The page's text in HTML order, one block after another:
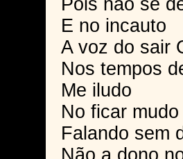
Pois não se
E no incauto
A voz do sair
Nos tempos
Me iludo
No ficar mudo
Falando sem
Não a dono